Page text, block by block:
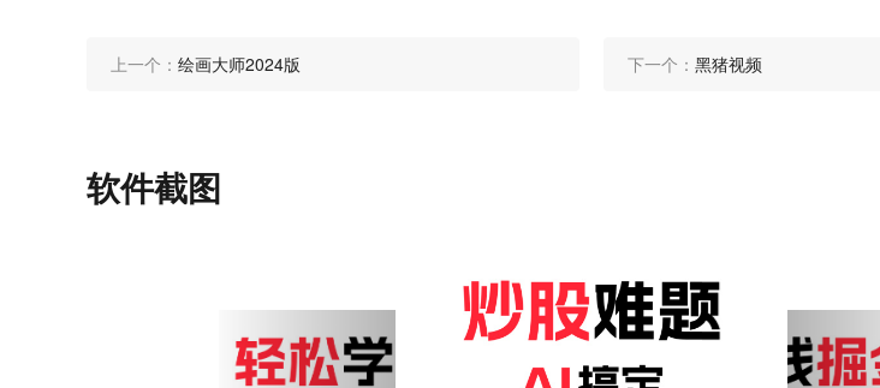
上一个： 绘画大师2024版 下一个： 黑猪视频
软件截图